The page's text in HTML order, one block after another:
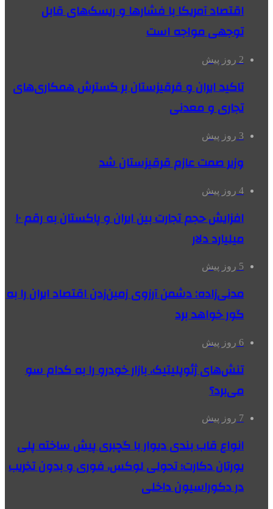
اقتصاد آمریکا با فشارها و ریسک‌های قابل
توجهی مواجه است
2 روز پیش
تاکید ایران و قرقیزستان بر گسترش همکاری‌های
تجاری و معدنی
3 روز پیش
وزیر صمت عازم قرقیزستان شد
4 روز پیش
افزایش حجم تجارت بین ایران و پاکستان به رقم ۱۰
میلیارد دلار
5 روز پیش
مدنی‌زاده: دشمن آرزوی زمین‌زدن اقتصاد ایران را به
گور خواهد برد
6 روز پیش
تنش‌های ژئوپلیتیک، بازار خودرو را به کدام سو
می‌برد؟
7 روز پیش
انواع قاب بندی دیوار با گچبری پیش ساخته پلی
یورتان دکارت؛ تحولی لوکس، فوری و بدون تخریب
در دکوراسیون داخلی